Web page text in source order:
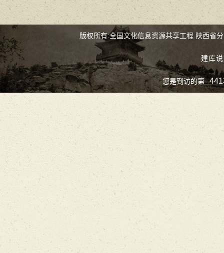
版权所有:全国文化信息资源共享工程 陕西省
建库
您是到访的第